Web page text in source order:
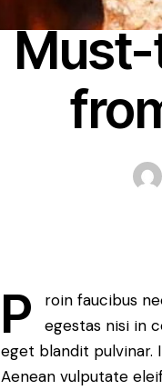
P
roin faucibus
egestas nisi in
eget blandit pulvinar.
Aenean vulputate